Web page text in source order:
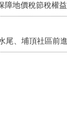
障地價稅節稅權益